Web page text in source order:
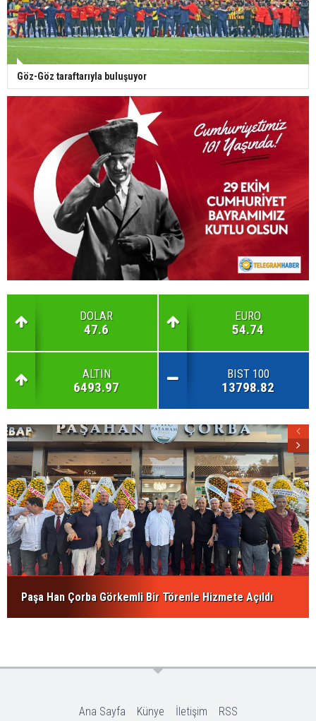
Göz-Göz taraftarıyla buluşuyor
DOLAR
47.6
EURO
54.74
ALTIN
6493.97
BIST 100
13798.82
Paşa Han Çorba Görkemli Bir Törenle Hizmete Açıldı
Ana Sayfa Künye İletişim RSS